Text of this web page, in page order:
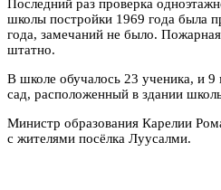
Последний раз проверка
школы постройки 1969 года была
года, замечаний не было. Пожарная
штатно.
В школе обучалось 23 ученика, и
сад, расположенный в здании
Министр образования Карелии
с жителями посёлка Луусалми.